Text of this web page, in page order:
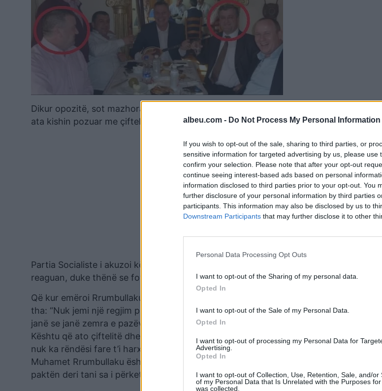
albeu.com - Do Not Process My Personal Information
If you wish to opt-out of the sale, sharing to third parties, or
sensitive information for targeted advertising by us, please use
confirm your selection. Please note that after your opt-out
continue seeing interest-based ads based on personal
information disclosed to third parties prior to your opt-out. You
further disclosure of your personal information by third parties
participants. This information may also be disclosed by us to
Downstream Participants that may further disclose it to other
Personal Data Processing Opt Outs
I want to opt-out of the Sharing of my personal data.
Opted In
I want to opt-out of the Sale of my Personal Data.
Opted In
I want to opt-out of processing my Personal Data for
Advertising.
Opted In
I want to opt-out of Collection, Use, Retention, Sale, and/or
of my Personal Data that Is Unrelated with the Purposes
was collected.
Dikur opozitë, sot mazhorancë, PS vendosi t’i quajë grupi “Çiftelia” dhe fotoja e
ata kishin pozuar me çifteli shkaktoi në atë kohë një debat të ashpër politik.
Partia Socialiste i akuzoi këta shefa për lidhje me Frrokun. Të dy ish-krerët e lartë,
reaguan, duke thënë se fotoja ishte shkrepur para krisjes së marrëdhënieve të
Që kur emëroi Rrumbullakun në krye të policisë së Shtetit, Rama u pyet në lidhje me “
tha: “Nuk jemi një regjim patronazhistësh siç thuhet dhe me këtë rast i përshëndes
janë se janë zemra e pazëvendësueshme e Partisë Socialiste, por jemi një qeveri e
Kështu që ato çiftelitë dhe ato daullet e risjella 10 vjet më mbrapa në skenë për
nuk ka rëndësi fare t’i harxhojmë kohë publikut këtu pse dhe nga kush dhe si, nuk
Muhamet Rrumbullaku është një vlerë morale, me një integritet të padiskutueshëm
paktën deri tani sa i përket aspektit të ndershmërisë profesionale”, deklaroi Rama.